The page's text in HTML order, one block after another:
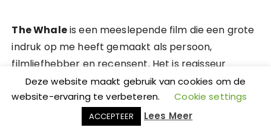
The Whaleis een meeslepende film die een grote
indruk op me heeft gemaakt als persoon,
filmliefhebber en recensent. Het is regisseur
Darren Aronofskygelukt om samen met
scenarioschrijverSamuel D. Hunterhet
ontroerende verhaal van het gelijknamige
Deze website maakt gebruik van cookies om de
website-ervaring te verbeteren.
Cookie settings
ACCEPTEER Lees Meer